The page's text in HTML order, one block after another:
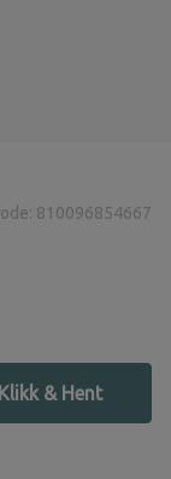
810096854667
Klikk & Hent